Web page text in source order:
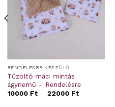
RENDELÉSRE KÉSZÜLŐ
Tűzoltó maci mintás
ágynemű – Rendelésre
10000 Ft– 22000 Ft